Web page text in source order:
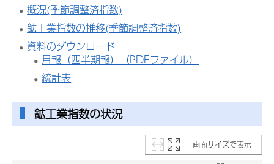
概況(季節調整済指数)
鉱工業指数の推移(季節調整済指数)
資料のダウンロード
月報（四半期報）（PDFファイル）
統計表
鉱工業指数の状況
画面サイズで表示